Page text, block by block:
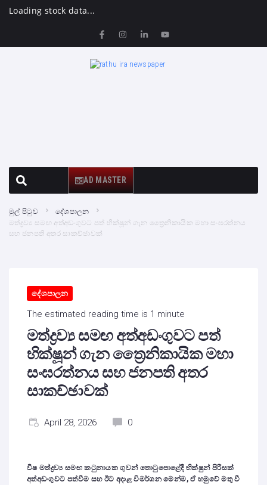
Loading stock data...
AD MASTER
මුල් පිටුව
දේශපාලන
මත්ද්‍රව්‍ය සමඟ අත්අඩංගුවට පත් භික්ෂූන් ගැන ත්‍රෛනිකායික මහා සංඝරත්නය
සහ ජනපති අතර සාකච්ඡාවක්
දේශපාලන
The estimated reading time is 1 minute
මත්ද්‍රව්‍ය සමඟ අත්අඩංගුවට පත්
භික්ෂූන් ගැන ත්‍රෛනිකායික මහා
සංඝරත්නය සහ ජනපති අතර
සාකච්ඡාවක්
April 28, 2026 0
විෂ මත්ද්‍රව්‍ය සමඟ කටුනායක ගුවන් තොටුපොළේදී භික්ෂුන් පිරිසක්
අත්අඩංගුවට පත්වීම සහ ඊට අදාළ විමර්ශන මෙන්ම, ඒ හමුවේ මතු වී